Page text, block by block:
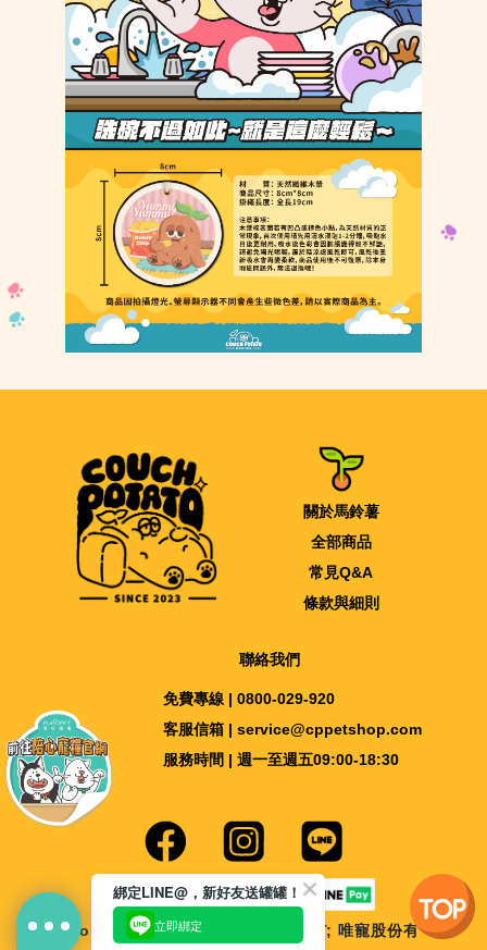
關於馬鈴薯
全部商品
常見Q&A
條款與細則
聯絡我們
免費專線 | 0800-029-920
客服信箱 | service@cppetshop.com
服務時間 | 週一至週五09:00-18:30
Copyright © 2018-2026 nu4PET; 唯寵股份有
綁定LINE@，新好友送罐罐！
立即綁定